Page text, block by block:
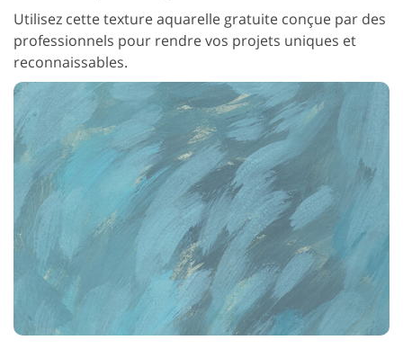
Utilisez cette texture aquarelle gratuite conçue par des
professionnels pour rendre vos projets uniques et
reconnaissables.